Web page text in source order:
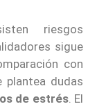
riesgos
sigue
con
plantea dudas
de estrés. El